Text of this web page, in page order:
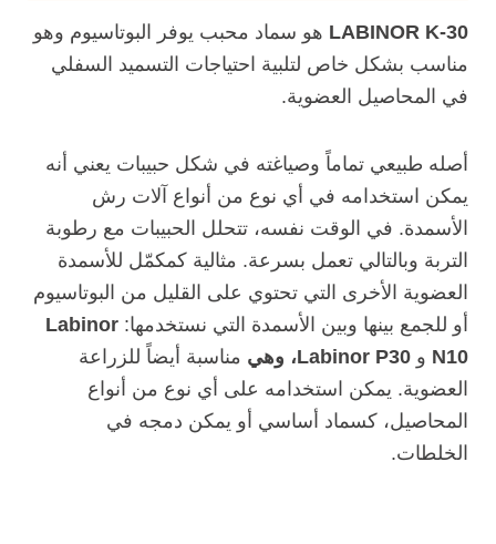
LABINOR K-30 هو سماد محبب يوفر البوتاسيوم وهو
مناسب بشكل خاص لتلبية احتياجات التسميد السفلي
في المحاصيل العضوية.
أصله طبيعي تماماً وصياغته في شكل حبيبات يعني أنه
يمكن استخدامه في أي نوع من أنواع آلات رش
الأسمدة. في الوقت نفسه، تتحلل الحبيبات مع رطوبة
التربة وبالتالي تعمل بسرعة. مثالية كمكمّل للأسمدة
العضوية الأخرى التي تحتوي على القليل من البوتاسيوم
أو للجمع بينها وبين الأسمدة التي نستخدمها: Labinor
N10 و Labinor P30، وهي
مناسبة أيضاً للزراعة
العضوية. يمكن استخدامه على أي نوع من أنواع
المحاصيل، كسماد أساسي أو يمكن دمجه في
الخلطات.